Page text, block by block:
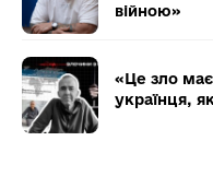
війною»
«Це зло
українця,